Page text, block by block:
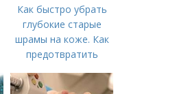
Как быстро убрать
глубокие старые
шрамы на коже. Как
предотвратить